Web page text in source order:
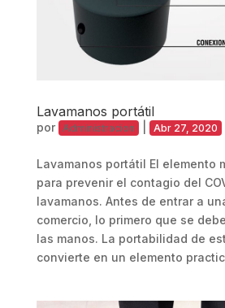
Lavamanos portátil
por Administracion | Abr 27, 2020 |
Lavamanos portátil El elemento
para prevenir el contagio del
lavamanos. Antes de entrar a
comercio, lo primero que se
las manos. La portabilidad de
convierte en un elemento